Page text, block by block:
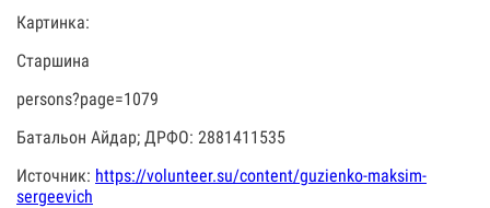
Картинка:
Старшина
persons?page=1079
Батальон Айдар; ДРФО: 2881411535
Источник: https://volunteer.su/content/guzienko-maksim-
sergeevich